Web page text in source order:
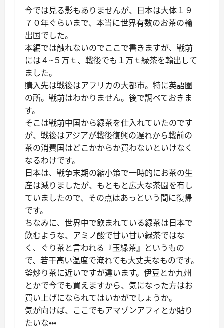
今では見る影もありませんが、日本は大体１９
７０年ぐらいまで、本当に世界有数のお茶の輸
出国でした。
本編では触れないのでここで書きますが、戦前
には４~５万ｔ、戦後でも１万ｔ緑茶を輸出して
ました。
購入先は戦後はアフリカの大都市。特に英語圏
の所。戦前はわかりません。後で調べておきま
す。
そこは戦前中国から緑茶を仕入れていたのです
が、戦後はアジアが戦後復興の遅れから戦前の
茶の消費国はどこかからか買わないといけなく
なるわけです。
日本は、戦争末期の縮小策で一時的にお茶の生
産は減りましたが、もともと広大な茶園を有し
ていましたので、その点はあっという間に復帰
です。
ちなみに、世界中で飲まれている緑茶は日本で
飲むような、アミノ酸で甘い甘い緑茶ではな
く、ぐり茶と言われる『玉緑茶』というもの
で、若干高い温度で淹れても大丈夫なものです。
釜炒り茶に近いですが違います。伊豆とか九州
とかで今でも買えますから、気になった方はお
買い上げになられてはいかがでしょうか。
気が向けば、ここでもアマゾンアフィとか貼り
たいな・・・